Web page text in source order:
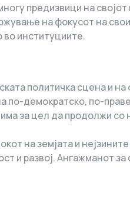
предизвици на
на фокусот на
во институциите.
политичка сцена и на
демократско, по-
за цел да продолжи
на земјата и
и развој. Ангажманот